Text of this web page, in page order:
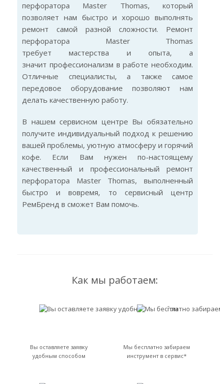
перфоратора Master Thomas, который
позволяет нам быстро и хорошо выполнять
ремонт самой разной сложности. Ремонт
перфоратора Master Thomas
требует мастерства и опыта, а
значит профессионализм в работе необходим.
Отличные специалисты, а также самое
передовое оборудование позволяют нам
делать качественную работу.
В нашем сервисном центре Вы обязательно
получите индивидуальный подход к решению
вашей проблемы, уютную атмосферу и горячий
кофе. Если Вам нужен по-настоящему
качественный и профессиональный ремонт
перфоратора Master Thomas, выполненный
быстро и вовремя, то сервисный центр
РемБренд в сможет Вам помочь.
Как мы работаем:
Вы оставляете заявку
удобным способом
Мы бесплатно забираем
инструмент в сервис*